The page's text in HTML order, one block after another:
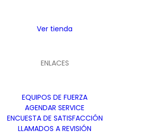
Ver tienda
ENLACES
EQUIPOS DE FUERZA
AGENDAR SERVICE
ENCUESTA DE SATISFACCIÓN
LLAMADOS A REVISIÓN